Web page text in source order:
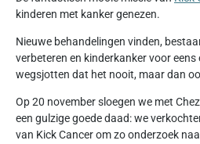
kinderen met kanker genezen.
Nieuwe behandelingen vinden,
verbeteren en kinderkanker voor
wegsjotten dat het nooit, maar dan
Op 20 november sloegen we met
een gulzige goede daad: we
van Kick Cancer om zo onderzoek